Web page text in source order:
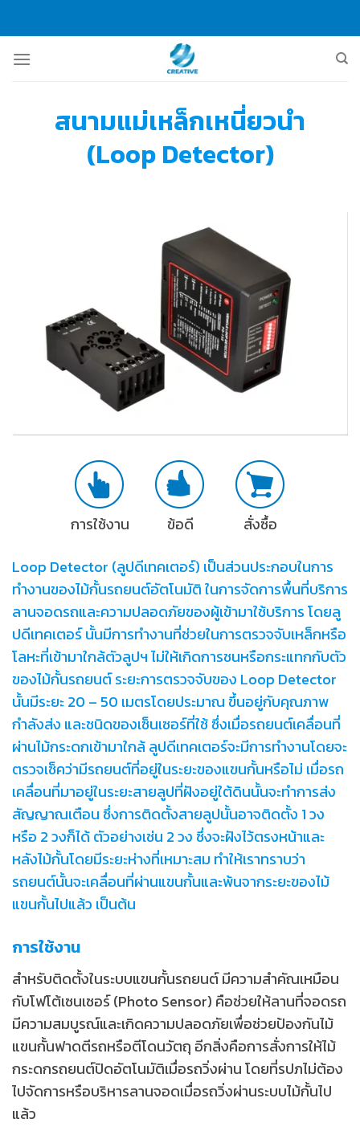
content
สนามแม่เหล็กเหนี่ยวนำ
(Loop Detector)
การใช้งาน ข้อดี
สั่งซื้อ
Loop Detector (ลูปดีเทคเตอร์) เป็นส่วนประกอบในการ
ทำงานของไม้กั้นรถยนต์อัตโนมัติ ในการจัดการพื้นที่บริการ
ลานจอดรถและความปลอดภัยของผู้เข้ามาใช้บริการ โดยลู
ปดีเทคเตอร์ นั้นมีการทำงานที่ช่วยในการตรวจจับเหล็กหรือ
โลหะที่เข้ามาใกล้ตัวลูปฯ ไม่ให้เกิดการชนหรือกระแทกกับตัว
ของไม้กั้นรถยนต์ ระยะการตรวจจับของ Loop Detector
นั้นมีระยะ 20 – 50 เมตรโดยประมาณ ขึ้นอยู่กับคุณภาพ
กำลังส่ง และชนิดของเซ็นเซอร์ที่ใช้ ซึ่งเมื่อรถยนต์เคลื่อนที่
ผ่านไม้กระดกเข้ามาใกล้ ลูปดีเทคเตอร์จะมีการทำงานโดยจะ
ตรวจเช็คว่ามีรถยนต์ที่อยู่ในระยะของแขนกั้นหรือไม่ เมื่อรถ
เคลื่อนที่มาอยู่ในระยะสายลูปที่ฝังอยู่ใต้ดินนั้นจะทำการส่ง
สัญญาณเตือน ซึ่งการติดตั้งสายลูปนั้นอาจติดตั้ง 1 วง
หรือ 2 วงก็ได้ ตัวอย่างเช่น 2 วง ซึ่งจะฝังไว้ตรงหน้าและ
หลังไม้กั้นโดยมีระยะห่างที่เหมาะสม ทำให้เราทราบว่า
รถยนต์นั้นจะเคลื่อนที่ผ่านแขนกั้นและพ้นจากระยะของไม้
แขนกั้นไปแล้ว เป็นต้น
การใช้งาน
สำหรับติดตั้งในระบบแขนกั้นรถยนต์ มีความสำคัณเหมือน
กับโฟโต้เซนเซอร์ (Photo Sensor) คือช่วยให้ลานที่จอดรถ
มีความสมบูรณ์และเกิดความปลอดภัยเพื่อช่วยป้องกันไม้
แขนกั้นฟาดตีรถหรือตีโดนวัตถุ อีกสิ่งคือการสั่งการให้ไม้
กระดกรถยนต์ปิดอัตโนมัติเมื่อรถวิ่งผ่าน โดยที่รปภไม่ต้อง
ไปจัดการหรือบริหารลานจอดเมื่อรถวิ่งผ่านระบบไม้กั้นไป
แล้ว